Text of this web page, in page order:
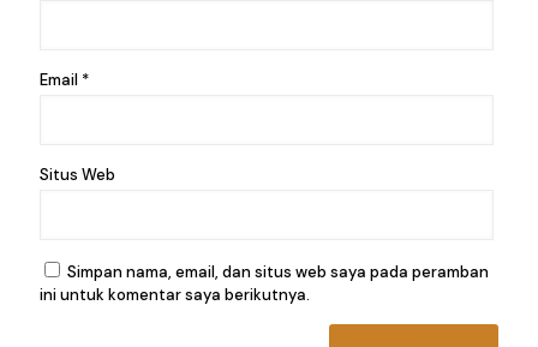
Email *
Situs Web
Simpan nama, email, dan situs web saya pada peramban
ini untuk komentar saya berikutnya.